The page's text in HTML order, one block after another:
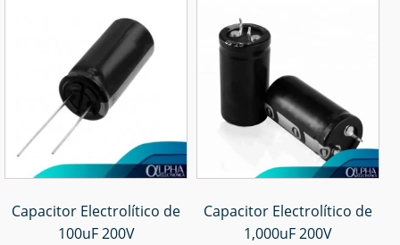
Capacitor Electrolítico de
100uF 200V
Capacitor Electrolítico de
1,000uF 200V